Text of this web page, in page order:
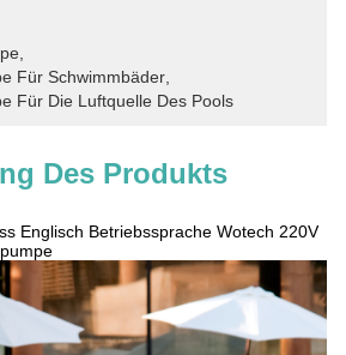
Für Schwimmbäder
Für Die Luftquelle Des Pools
Des Produkts
Englisch Betriebssprache Wotech 220V